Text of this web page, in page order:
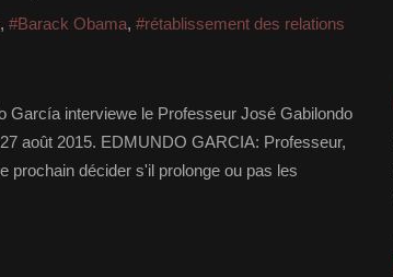
, #Barack Obama, #rétablissement des relations
García interviewe le Professeur José Gabilondo
août 2015. EDMUNDO GARCIA: Professeur,
prochain décider s'il prolonge ou pas les